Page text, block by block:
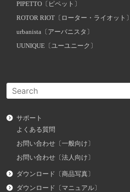
PIPETTO〔ピペット〕
ROTOR RIOT〔ローター・ライオット〕
urbanista〔アーバニスタ〕
UUNIQUE〔ユーユニーク〕
サポート
よくある質問
お問い合わせ〔一般向け〕
お問い合わせ〔法人向け〕
ダウンロード〔商品写真〕
ダウンロード〔マニュアル〕